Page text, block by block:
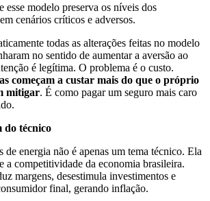
esse modelo preserva os níveis dos
cenários críticos e adversos.
todas as alterações feitas no modelo
no sentido de aumentar a aversão ao
é legítima. O problema é o custo.
começam a custar mais do que o próprio
mitigar. É como pagar um seguro mais caro
do técnico
de energia não é apenas um tema técnico. Ela
a competitividade da economia brasileira.
margens, desestimula investimentos e
final, gerando inflação.